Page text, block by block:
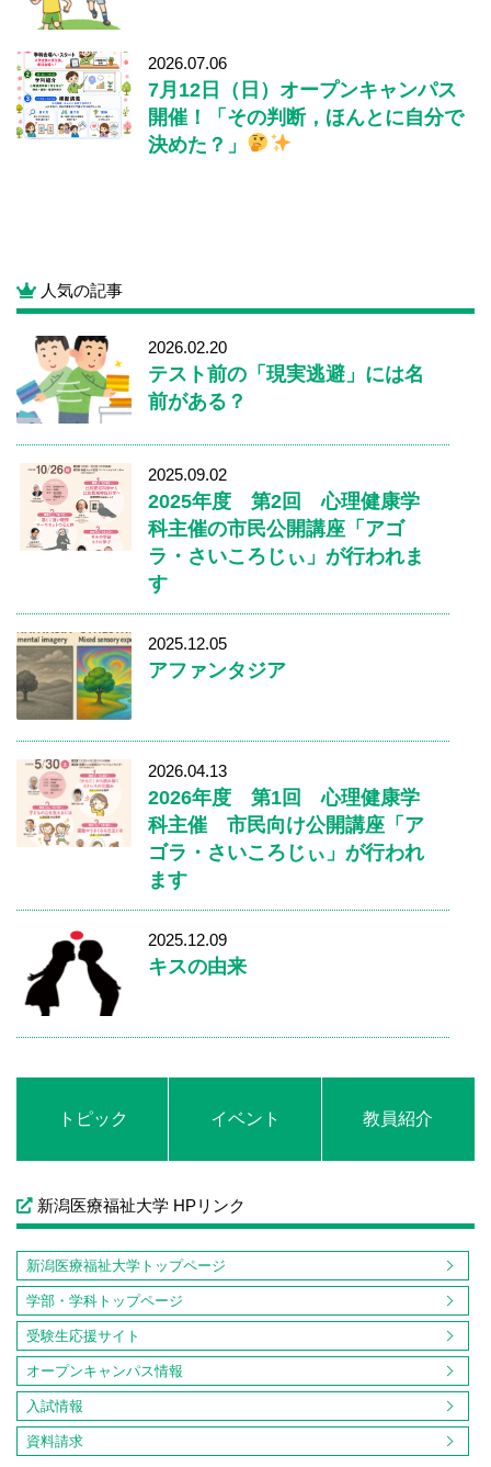
2026.07.06
7月12日（日）オープンキャンパス
開催！「その判断，ほんとに自分で
決めた？」
人気の記事
2026.02.20
テスト前の「現実逃避」には名
前がある？
2025.09.02
2025年度 第2回 心理健康学
科主催の市民公開講座「アゴ
ラ・さいころじぃ」が行われま
す
2025.12.05
アファンタジア
2026.04.13
2026年度 第1回 心理健康学
科主催 市民向け公開講座「ア
ゴラ・さいころじぃ」が行われ
ます
2025.12.09
キスの由来
トピック イベント 教員紹介
新潟医療福祉大学 HPリンク
新潟医療福祉大学トップページ
学部・学科トップページ
受験生応援サイト
オープンキャンパス情報
入試情報
資料請求